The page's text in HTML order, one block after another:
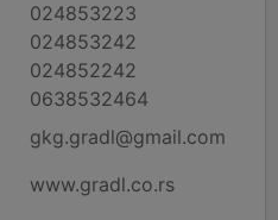
024853223
024853242
024852242
0638532464
gkg.gradl@gmail.com
www.gradl.co.rs